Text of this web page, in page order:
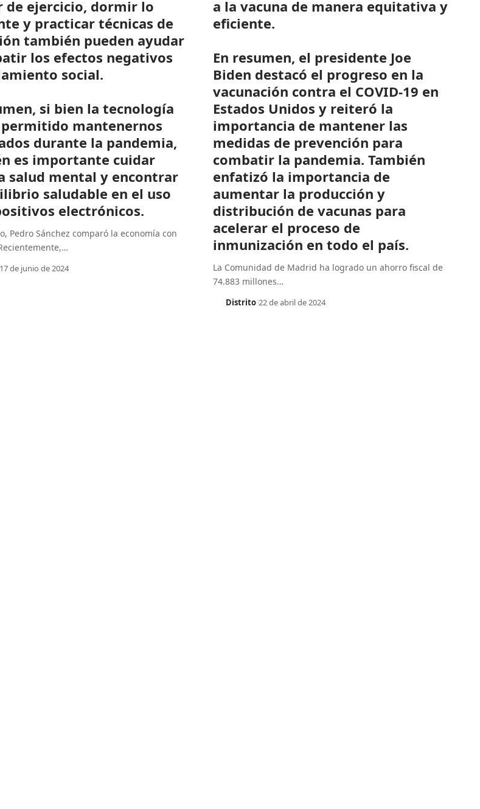
de ejercicio, dormir lo
y practicar técnicas de
también pueden ayudar
los efectos negativos
social.
si bien la tecnología
permitido mantenernos
durante la pandemia,
es importante cuidar
salud mental y encontrar
saludable en el uso
electrónicos.
Pedro Sánchez comparó la economía con
…
de junio de 2024
a la vacuna de manera equitativa y
eficiente.
En resumen, el presidente Joe
Biden destacó el progreso en la
vacunación contra el COVID-19 en
Estados Unidos y reiteró la
importancia de mantener las
medidas de prevención para
combatir la pandemia. También
enfatizó la importancia de
aumentar la producción y
distribución de vacunas para
acelerar el proceso de
inmunización en todo el país.
La Comunidad de Madrid ha logrado un ahorro fiscal de
74.883 millones…
Distrito 22 de abril de 2024